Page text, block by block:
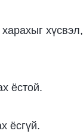
хүсвэл,
ёстой.
ёсгүй.